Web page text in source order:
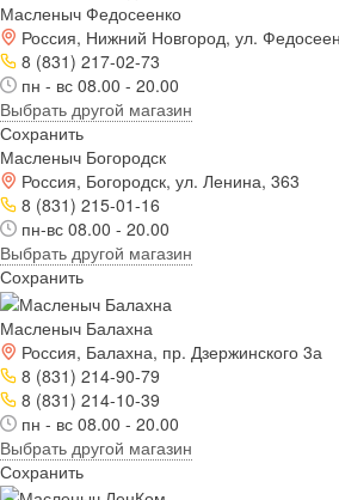
Масленыч Федосеенко
Россия, Нижний Новгород, ул.
8 (831) 217-02-73
пн - вс 08.00 - 20.00
Выбрать другой магазин
Сохранить
Масленыч Богородск
Россия, Богородск, ул. Ленина, 363
8 (831) 215-01-16
пн-вс 08.00 - 20.00
Выбрать другой магазин
Сохранить
Масленыч Балахна
Россия, Балахна, пр. Дзержинского 3а
8 (831) 214-90-79
8 (831) 214-10-39
пн - вс 08.00 - 20.00
Выбрать другой магазин
Сохранить